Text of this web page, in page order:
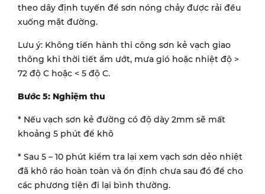
theo dây định tuyến để sơn nóng chảy được rải đều
xuống mặt đường.
Lưu ý: Không tiến hành thi công sơn kẻ vạch giao
thông khi thời tiết ẩm ướt, mưa gió hoặc nhiệt độ >
72 độ C hoặc < 5 độ C.
Bước 5: Nghiệm thu
* Nếu vạch sơn kẻ đường có độ dày 2mm sẽ mất
khoảng 5 phút để khô
* Sau 5 – 10 phút kiểm tra lại xem vạch sơn dẻo nhiệt
đã khô ráo hoàn toàn và ổn định chưa sau đó để cho
các phương tiện đi lại bình thường.